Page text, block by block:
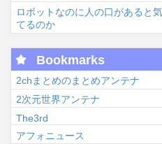
ロボットなのに人の口があると
てるのか
Bookmarks
2chまとめのまとめアンテナ
2次元世界アンテナ
The3rd
アフォニュース